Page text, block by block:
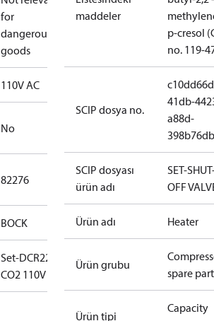
for
dangerous
goods
110V AC
No
82276
BOCK
Set-DCR22
CO2 110V AC
maddeler
p-cresol
no. 119-
SCIP dosya no.
41db-
a88d-
SCIP dosyası
ürün adı
SET-
OFF
Ürün adı Heater
Ürün grubu
spare
Ürün tipi
Capacity